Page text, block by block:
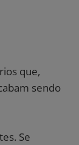
que,
sendo
Se